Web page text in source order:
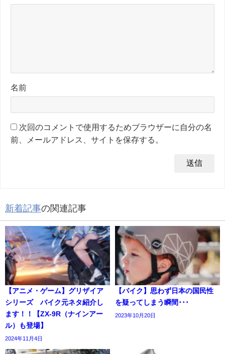
名前
次回のコメントで使用するためブラウザーに自分の名
前、メールアドレス、サイトを保存する。
新着記事の関連記事
【アニメ・ゲーム】グリザイア
シリーズ バイク元ネタ紹介し
ます！！【ZX-9R（ナインアー
ル）も登場】
2024年11月4日
【バイク】思わず日本の国民性
を疑ってしまう瞬間･･･
2023年10月20日